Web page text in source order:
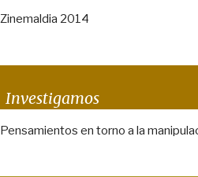
Zinemaldia 2014
Investigamos
Pensamientos en torno a la